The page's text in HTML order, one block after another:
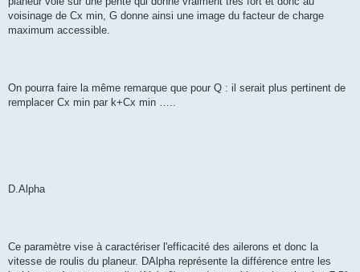
voisinage de Cx min, G donne ainsi une image du facteur de charge
maximum accessible.
On pourra faire la même remarque que pour Q : il serait plus pertinent de
remplacer Cx min par k+Cx min …..
D.Alpha
Ce paramètre vise à caractériser l'efficacité des ailerons et donc la
vitesse de roulis du planeur. DAlpha représente la différence entre les